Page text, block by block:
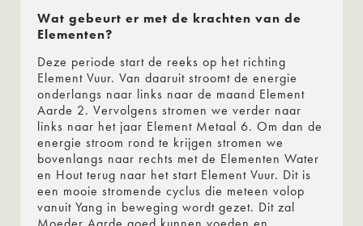
Wat gebeurt er met de krachten van de
Elementen?
Deze periode start de reeks op het richting
Element Vuur. Van daaruit stroomt de energie
onderlangs naar links naar de maand Element
Aarde 2. Vervolgens stromen we verder naar
links naar het jaar Element Metaal 6. Om dan de
energie stroom rond te krijgen stromen we
bovenlangs naar rechts met de Elementen Water
en Hout terug naar het start Element Vuur. Dit is
een mooie stromende cyclus die meteen volop
vanuit Yang in beweging wordt gezet. Dit zal